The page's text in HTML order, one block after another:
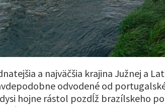
a najväčšia krajina Južnej a
odvodené od
hojne rástol pozdĺž brazílskeho